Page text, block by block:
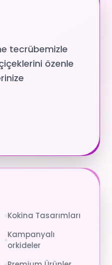
tecrübemizle
özenle
Kokina Tasarımları
Kampanyalı
orkideler